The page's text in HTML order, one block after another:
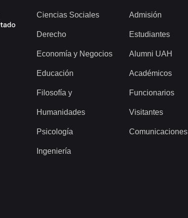
Ciencias Sociales
Derecho
Economía y Negocios
Educación
Filosofía y
Humanidades
Psicología
Ingeniería
Admisión
Estudiantes
Alumni UAH
Académicos
Funcionarios
Visitantes
Comunicaciones